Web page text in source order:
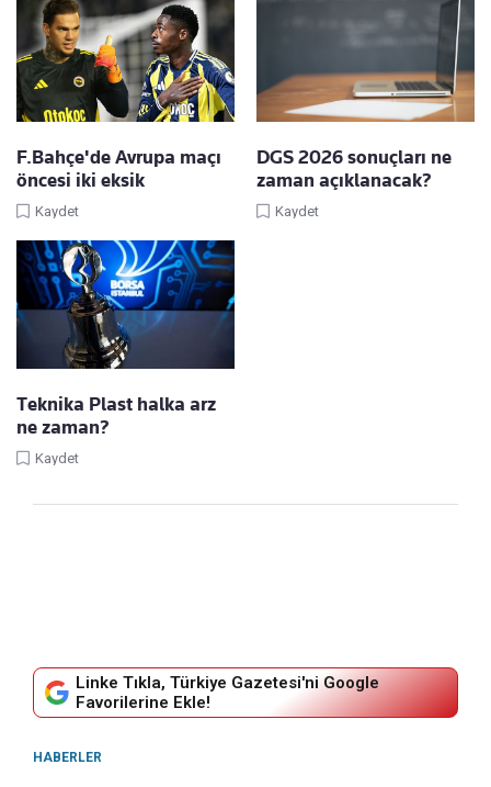
F.Bahçe'de Avrupa maçı
öncesi iki eksik
Kaydet
DGS 2026 sonuçları ne
zaman açıklanacak?
Kaydet
Teknika Plast halka arz
ne zaman?
Kaydet
Linke Tıkla, Türkiye Gazetesi'ni Google
Favorilerine Ekle!
HABERLER